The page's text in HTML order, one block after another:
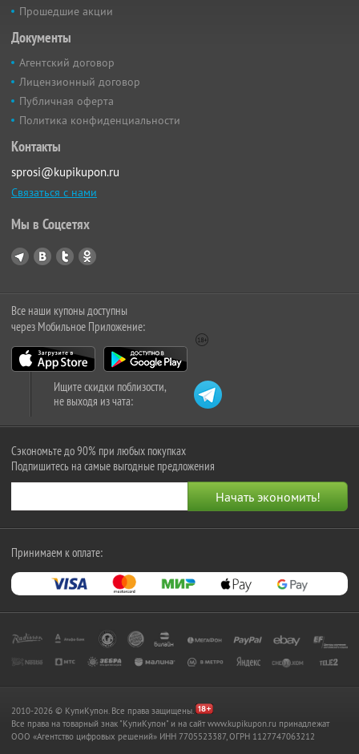
Прошедшие акции
Документы
Агентский договор
Лицензионный договор
Публичная оферта
Политика конфиденциальности
Контакты
sprosi@kupikupon.ru
Связаться с нами
Мы в Соцсетях
Все наши купоны доступны
через Мобильное Приложение:
Ищите скидки поблизости,
не выходя из чата:
Сэкономьте до 90% при любых покупках
Подпишитесь на самые выгодные предложения
Принимаем к оплате:
2010-2026 © КупиКупон. Все права защищены.
Все права на товарный знак "КупиКупон" и на сайт www.kupikupon.ru принадлежат
OOO «Агентство цифровых решений» ИНН 7705523387, ОГРН 1127747063212